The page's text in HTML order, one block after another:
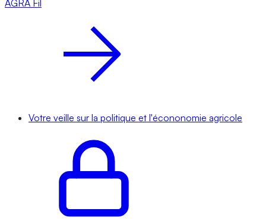
AGRA Fil
Votre veille sur la politique et l'écononomie agricole